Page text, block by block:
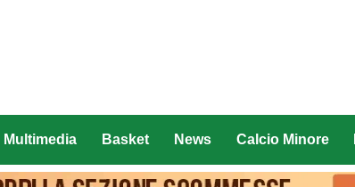
Multimedia Basket News Calcio Minore